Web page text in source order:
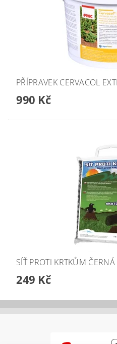
PŘÍPRAVEK CERVACOL
990 Kč
SÍŤ PROTI KRTKŮM
249 Kč